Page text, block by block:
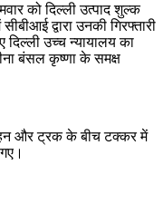
को दिल्ली उत्पाद शुल्क
द्वारा उनकी गिरफ्तारी
उच्च न्यायालय का
बंसल कृष्णा के समक्ष
और ट्रक के बीच टक्कर में